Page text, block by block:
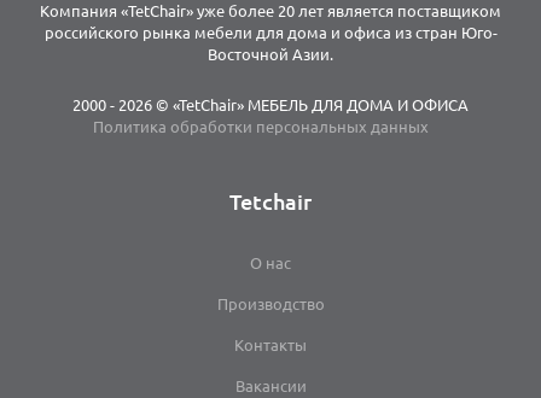
Компания «TetChair» уже более 20 лет является поставщиком
российского рынка мебели для дома и офиса из стран Юго-
Восточной Азии.
2000 - 2026 © «TetChair» МЕБЕЛЬ ДЛЯ ДОМА И ОФИСА
Политика обработки персональных данных
Tetchair
О нас
Производство
Контакты
Вакансии